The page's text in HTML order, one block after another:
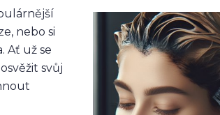
nebo si
Ať už se
svůj